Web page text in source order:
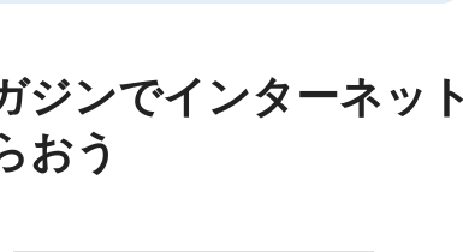
ジンでインターネッ
おう